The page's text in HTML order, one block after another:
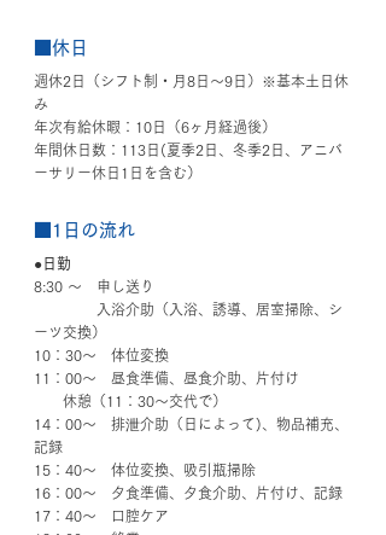
■休日
週休2日（シフト制・月8日〜9日）※基本土日休
み
年次有給休暇：10日（6ヶ月経過後）
年間休日数：113日(夏季2日、冬季2日、アニバ
ーサリー休日1日を含む）
■1日の流れ
●日勤
8:30 ～　申し送り
入浴介助（入浴、誘導、居室掃除、シ
ーツ交換）
10：30～　体位変換
11：00～　昼食準備、昼食介助、片付け
休憩（11：30～交代で）
14：00～　排泄介助（日によって)、物品補充、
記録
15：40～　体位変換、吸引瓶掃除
16：00～　夕食準備、夕食介助、片付け、記録
17：40～　口腔ケア